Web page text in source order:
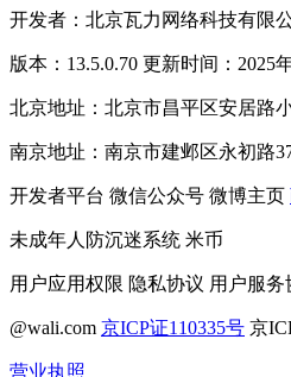
开发者：北京瓦力网络科技有限
版本：13.5.0.70 更新时间：2025
北京地址：北京市昌平区安居路
南京地址：南京市建邺区永初路
开发者平台 微信公众号 微博主页
未成年人防沉迷系统 米币
用户应用权限 隐私协议 用户服务
@wali.com 京ICP证110335号 京
营业执照